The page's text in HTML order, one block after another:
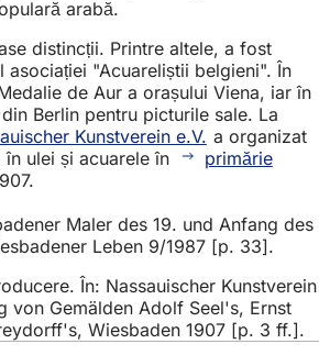
arabă.
distincții. Printre altele, a fost
asociației "Acuareliștii belgieni". În
de Aur a orașului Viena, iar în
Berlin pentru picturile sale. La
Kunstverein e.V. a organizat
ulei și acuarele în
primărie
Maler des 19. und Anfang des
Leben 9/1987 [p. 33].
În: Nassauischer Kunstverein
von Gemälden Adolf Seel's, Ernst
Wiesbaden 1907 [p. 3 ff.].